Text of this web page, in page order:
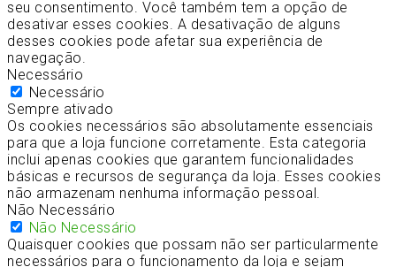
seu consentimento. Você também tem a opção de
desativar esses cookies. A desativação de alguns
desses cookies pode afetar sua experiência de
navegação.
Necessário
Necessário
Sempre ativado
Os cookies necessários são absolutamente essenciais
para que a loja funcione corretamente. Esta categoria
inclui apenas cookies que garantem funcionalidades
básicas e recursos de segurança da loja. Esses cookies
não armazenam nenhuma informação pessoal.
Não Necessário
Não Necessário
Quaisquer cookies que possam não ser particularmente
necessários para o funcionamento da loja e sejam